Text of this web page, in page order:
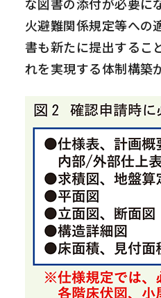
火避難関係規定等への
書も新たに提出するこ
れを実現する体制構築